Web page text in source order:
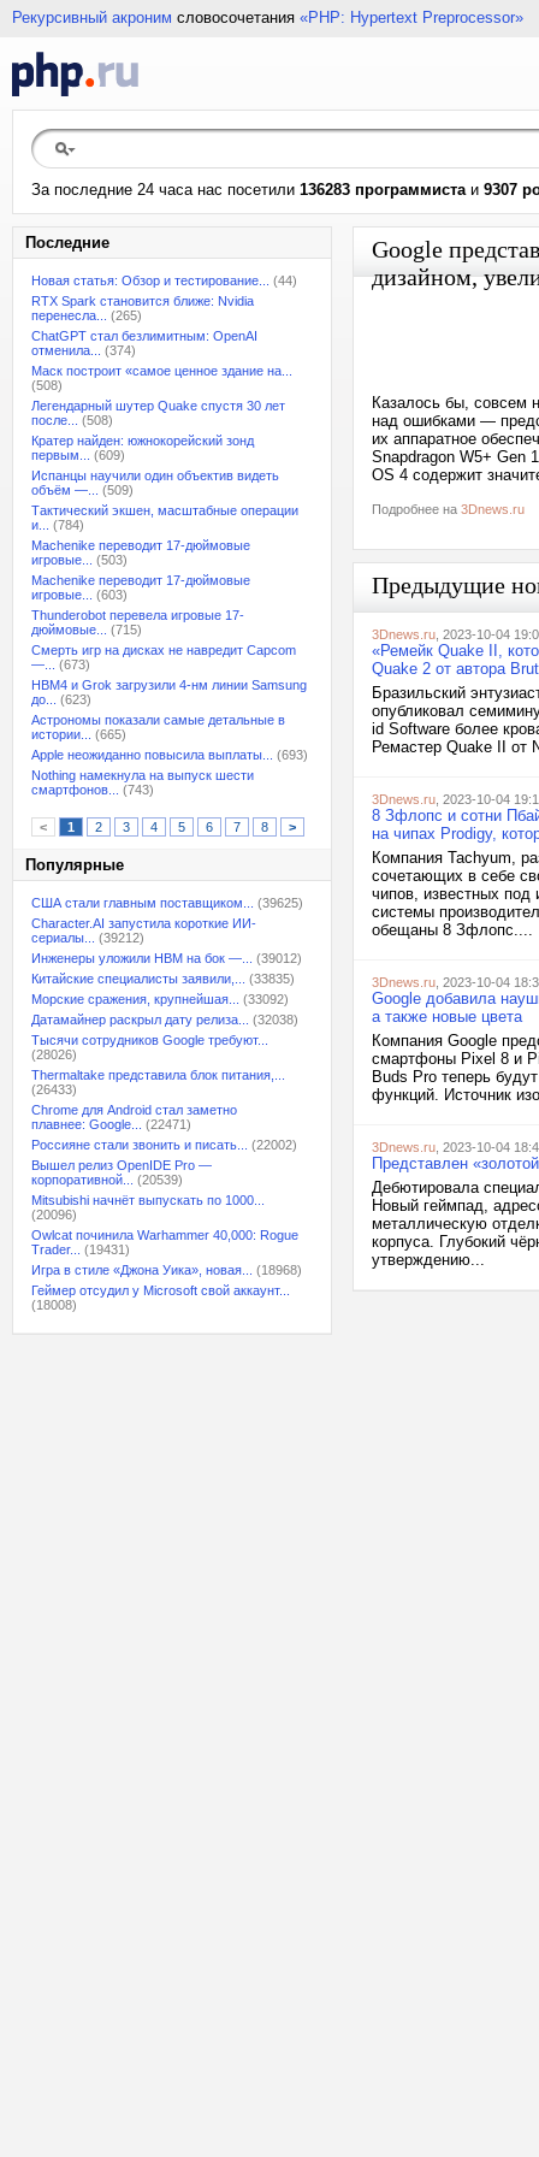
Рекурсивный акроним словосочетания «PHP: Hypertext Preprocessor»
За последние 24 часа нас посетили 136283 программистаи 9307
Последние
Новая статья: Обзор и тестирование...
(44)
RTX Spark становится ближе: Nvidia
перенесла...
(265)
ChatGPT стал безлимитным: OpenAI
отменила...
(374)
Маск построит «самое ценное здание на...
(508)
Легендарный шутер Quake спустя 30 лет
после...
(508)
Кратер найден: южнокорейский зонд
первым...
(609)
Испанцы научили один объектив видеть
объём —...
(509)
Тактический экшен, масштабные операции
и...
(784)
Machenike переводит 17-дюймовые
игровые...
(503)
Machenike переводит 17-дюймовые
игровые...
(603)
Thunderobot перевела игровые 17-
дюймовые...
(715)
Смерть игр на дисках не навредит Capcom
—...
(673)
HBM4 и Grok загрузили 4-нм линии Samsung
до...
(623)
Астрономы показали самые детальные в
истории...
(665)
Apple неожиданно повысила выплаты...
(693)
Nothing намекнула на выпуск шести
смартфонов...
(743)
< 1 2 3 4 5 6 7 8 >
Популярные
США стали главным поставщиком...
(39625)
Character.AI запустила короткие ИИ-
сериалы...
(39212)
Инженеры уложили HBM на бок —...
(39012)
Китайские специалисты заявили,...
(33835)
Морские сражения, крупнейшая...
(33092)
Датамайнер раскрыл дату релиза...
(32038)
Тысячи сотрудников Google требуют...
(28026)
Thermaltake представила блок питания,...
(26433)
Chrome для Android стал заметно
плавнее: Google...
(22471)
Россияне стали звонить и писать...
(22002)
Вышел релиз OpenIDE Pro —
корпоративной...
(20539)
Mitsubishi начнёт выпускать по 1000...
(20096)
Owlcat починила Warhammer 40,000: Rogue
Trader...
(19431)
Игра в стиле «Джона Уика», новая...
(18968)
Геймер отсудил у Microsoft свой аккаунт...
(18008)
Google
дизайном,
Казалось бы, совсем
над ошибками —
их аппаратное
Snapdragon W5+ Gen
OS 4 содержит
Подробнее на 3Dnews.ru
Предыдущие
3Dnews.ru , 2023-10-04
«Ремейк Quake II,
Quake 2 от автора
Бразильский
опубликовал
id Software более
Ремастер Quake II от
3Dnews.ru , 2023-10-04
8 Зфлопс и сотни
на чипах Prodigy,
Компания Tachyum,
сочетающих в себе
чипов, известных
системы
обещаны 8 Зфлопс....
3Dnews.ru , 2023-10-04
Google добавила
а также новые цвета
Компания Google
смартфоны Pixel 8 и
Buds Pro теперь
функций. Источник
3Dnews.ru , 2023-10-04
Представлен
Дебютировала
Новый геймпад,
металлическую
корпуса. Глубокий
утверждению...